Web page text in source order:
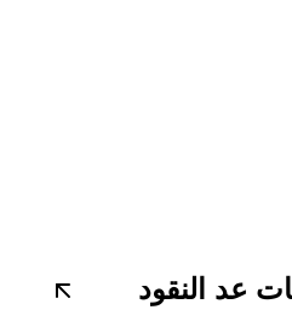
عد النقود